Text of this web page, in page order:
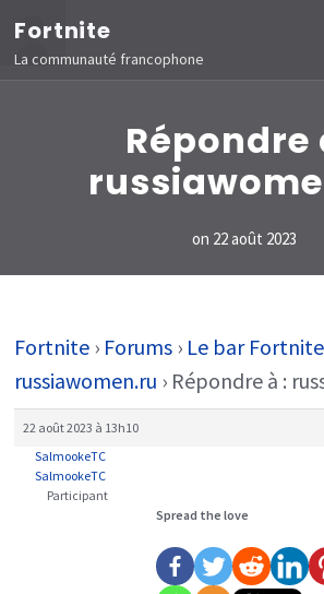
Aller
au
contenu
Fortnite
La communauté francophone
Répondre
on 22 août 2023
Fortnite › Forums › Le bar Fortnite
russiawomen.ru › Répondre à :
22 août 2023 à 13h10
SalmookeTC
SalmookeTC
Participant
Spread the love